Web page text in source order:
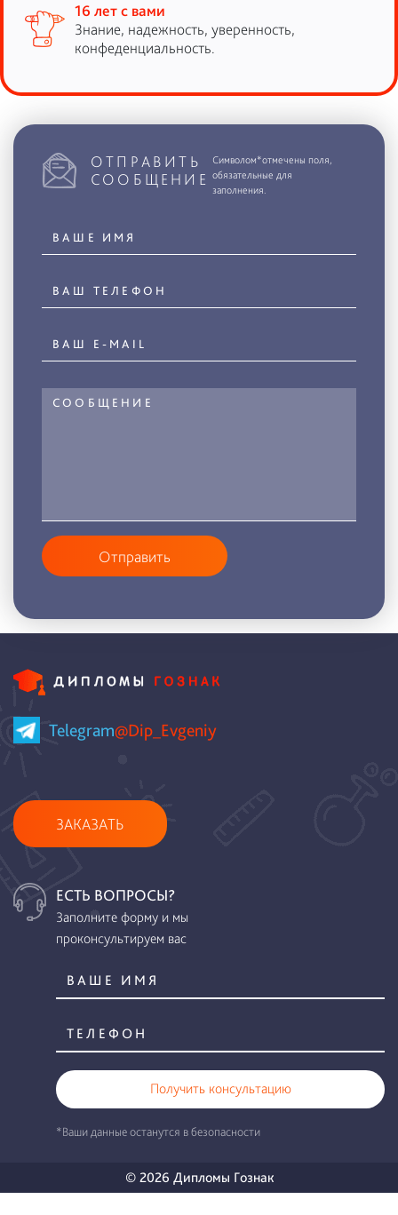
16 лет с вами
Знание, надежность, уверенность,
конфеденциальность.
ОТПРАВИТЬ
СООБЩЕНИЕ
Символом*отмечены поля,
обязательные для
заполнения.
Отправить
Telegram@Dip_Evgeniy
ЗАКАЗАТЬ
ЕСТЬ ВОПРОСЫ?
Заполните форму и мы
проконсультируем вас
Получить консультацию
*Ваши данные останутся в безопасности
© 2026 Дипломы Гознак